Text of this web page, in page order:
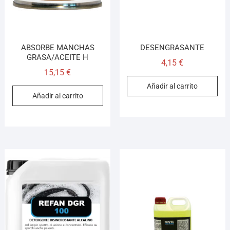
ABSORBE MANCHAS
GRASA/ACEITE H
15,15€
Añadir al carrito
DESENGRASANTE
4,15€
Añadir al carrito
aunque no sepas el nombre exacto